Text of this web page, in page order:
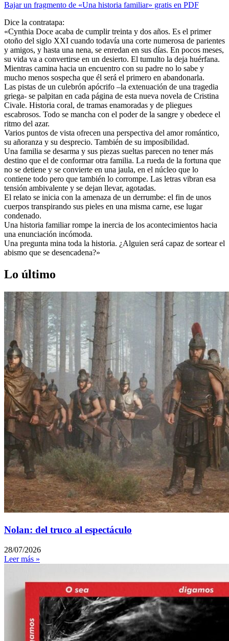
Bajar un fragmento de «Una historia familiar» gratis en PDF
Dice la contratapa:
«Cynthia Doce acaba de cumplir treinta y dos años. Es el primer
otoño del siglo XXI cuando todavía una corte numerosa de parientes
y amigos, y hasta una nena, se enredan en sus días. En pocos meses,
su vida va a convertirse en un desierto. El tumulto la deja huérfana.
Mientras camina hacia un encuentro con su padre no lo sabe y
mucho menos sospecha que él será el primero en abandonarla.
Las pistas de un culebrón apócrifo –la extenuación de una tragedia
griega- se palpitan en cada página de esta nueva novela de Cristina
Civale. Historia coral, de tramas enamoradas y de pliegues
escabrosos. Todo se mancha con el poder de la sangre y obedece el
ritmo del azar.
Varios puntos de vista ofrecen una perspectiva del amor romántico,
su añoranza y su desprecio. También de su imposibilidad.
Una familia se desarma y sus piezas sueltas parecen no tener más
destino que el de conformar otra familia. La rueda de la fortuna que
no se detiene y se convierte en una jaula, en el núcleo que lo
contiene todo pero que también lo corrompe. Las letras vibran esa
tensión ambivalente y se dejan llevar, agotadas.
El relato se inicia con la amenaza de un derrumbe: el fin de unos
cuerpos transpirando sus pieles en una misma carne, ese lugar
condenado.
Una historia familiar rompe la inercia de los acontecimientos hacia
una enunciación incómoda.
Una pregunta mina toda la historia. ¿Alguien será capaz de sortear el
abismo que se desencadena?»
Lo último
Nolan: del truco al espectáculo
28/07/2026
Leer más »